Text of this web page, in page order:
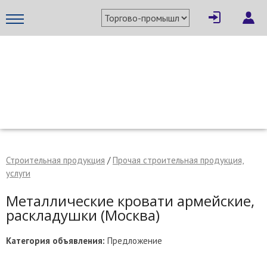
Строительная продукция /Прочая строительная продукция,
услуги
Металлические кровати армейские,
раскладушки (Москва)
Категория объявления: Предложение
× Написать поставщику
Отмена Отправить сообщение